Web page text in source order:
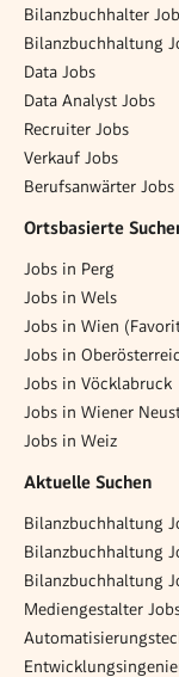
Bilanzbuchhalter
Bilanzbuchhaltung
Data Jobs
Data Analyst Jobs
Recruiter Jobs
Verkauf Jobs
Berufsanwärter Jobs
Ortsbasierte
Jobs in Perg
Jobs in Wels
Jobs in Wien
Jobs in
Jobs in Vöcklabruck
Jobs in Wiener
Jobs in Weiz
Aktuelle Suchen
Bilanzbuchhaltung
Bilanzbuchhaltung
Bilanzbuchhaltung
Mediengestalter